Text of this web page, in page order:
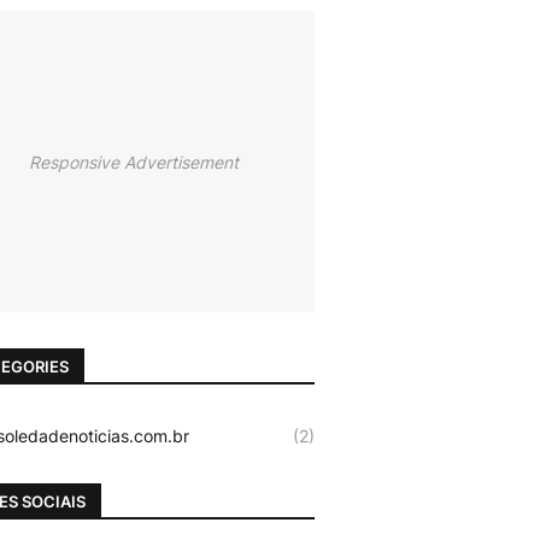
Responsive Advertisement
(2)
SOCIAIS